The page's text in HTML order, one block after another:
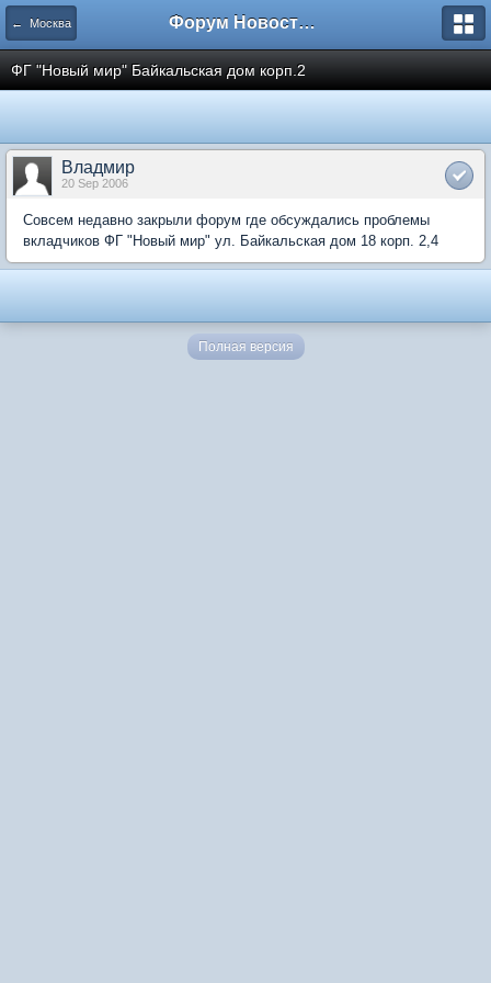
← Москва Форум Новостройки
ФГ "Новый мир" Байкальская дом корп.2
Владмир
20 Sep 2006
Совсем недавно закрыли форум где обсуждались проблемы
вкладчиков ФГ "Новый мир" ул. Байкальская дом 18 корп. 2,4
Полная версия